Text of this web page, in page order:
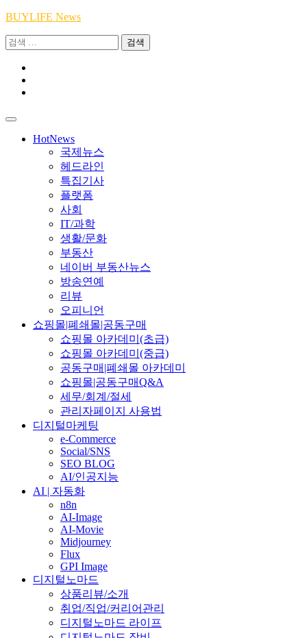
Skip
content
BUYLIFE News
검
HotNews
국제뉴스
헤드라인
특집기사
플랫폼
사회
IT/과학
생활/문화
부동산
네이버 부동산뉴스
방송연예
리뷰
오피니언
쇼핑몰|폐쇄몰|공동구매
쇼핑몰 아카데미(초급)
쇼핑몰 아카데미(중급)
공동구매|폐쇄몰 아카데미
쇼핑몰|공동구매Q&A
세무/회계/절세
관리자페이지 사용법
디지털마케팅
e-Commerce
Social/SNS
SEO BLOG
AI/인공지능
AI | 자동화
n8n
AI-Image
AI-Movie
Midjourney
Flux
GPI Image
디지털노마드
상품리뷰/소개
취업/직업/커리어관리
디지털노마드 라이프